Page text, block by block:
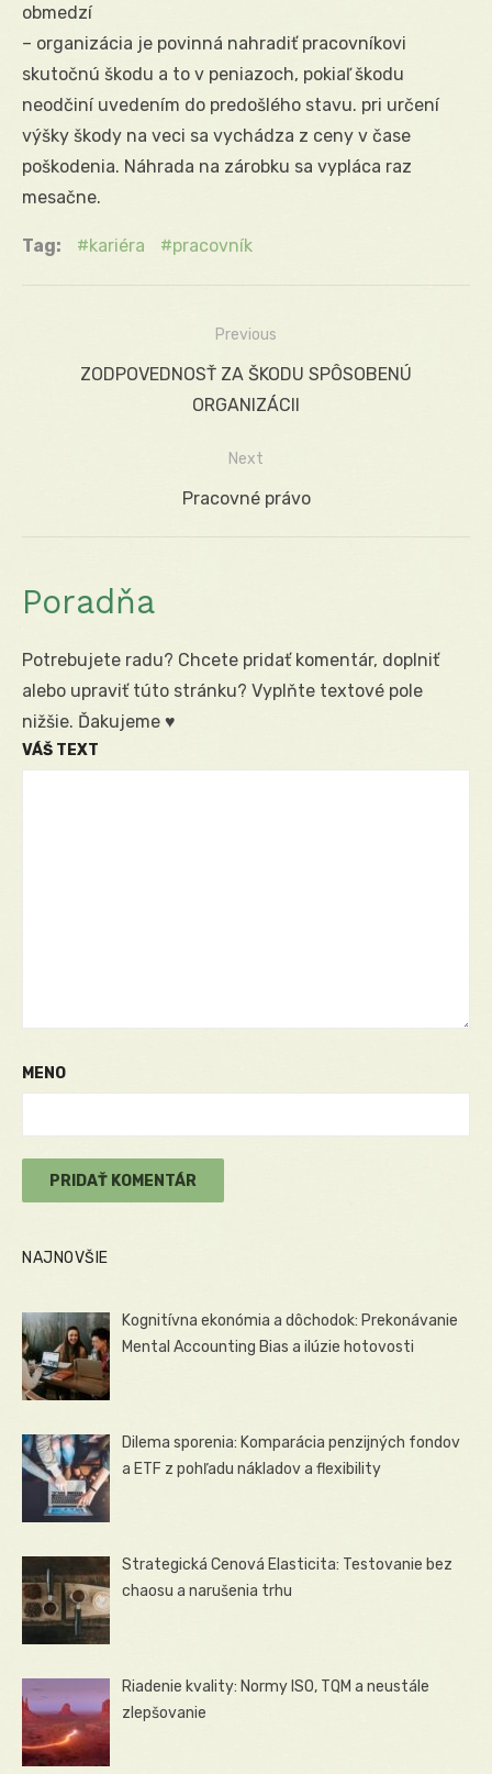
obmedzí
– organizácia je povinná nahradiť pracovníkovi
skutočnú škodu a to v peniazoch, pokiaľ škodu
neodčiní uvedením do predošlého stavu. pri určení
výšky škody na veci sa vychádza z ceny v čase
poškodenia. Náhrada na zárobku sa vypláca raz
mesačne.
Tag: kariéra pracovník
Navigácia
Previous
PreviousZODPOVEDNOSŤ ZA ŠKODU SPÔSOBENÚ
ORGANIZÁCII
Next
Next
Pracovné právo
Poradňa
Potrebujete radu? Chcete pridať komentár, doplniť
alebo upraviť túto stránku? Vyplňte textové pole
nižšie. Ďakujeme ♥
VÁŠ TEXT
MENO
NAJNOVŠIE
Kognitívna ekonómia a dôchodok: Prekonávanie
Mental Accounting Bias a ilúzie hotovosti
Dilema sporenia: Komparácia penzijných fondov
a ETF z pohľadu nákladov a flexibility
Strategická Cenová Elasticita: Testovanie bez
chaosu a narušenia trhu
Riadenie kvality: Normy ISO, TQM a neustále
zlepšovanie